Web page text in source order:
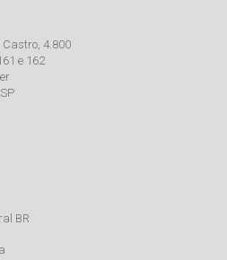
4.800
e 162
BR